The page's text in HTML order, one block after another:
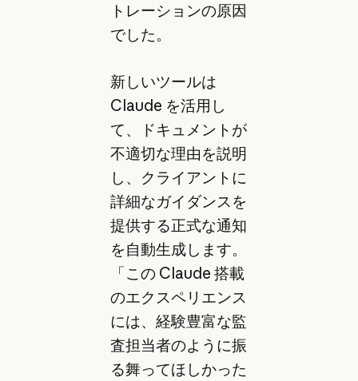
トレーションの原因
でした。
新しいツールは
Claude を活用し
て、ドキュメントが
不適切な理由を説明
し、クライアントに
詳細なガイダンスを
提供する正式な通知
を自動生成します。
「この Claude 搭載
のエクスペリエンス
には、経験豊富な監
査担当者のように振
る舞ってほしかった